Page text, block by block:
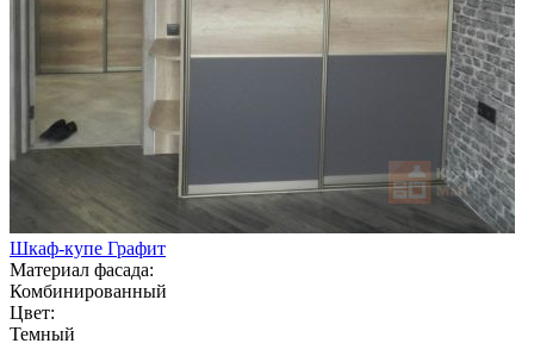
Шкаф-купе Графит
Материал фасада:
Комбинированный
Цвет:
Темный